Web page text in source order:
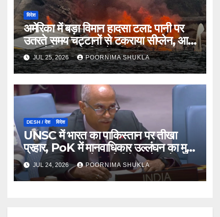
विदेश
अमेरिका में बड़ा विमान हादसा टला: पानी पर
उतरते समय चट्टानों से टकराया सीप्लेन, आग
लगी लेकिन 11 यात्रियों की बची जान…
JUL 25, 2026 POORNIMA SHUKLA
DESH / देश विदेश
UNSC में भारत का पाकिस्तान पर तीखा
प्रहार, PoK में मानवाधिकार उल्लंघन का मुद्दा
उठाया; कहा- ‘पहले अपने गिरेबान में झांके
इस्लामाबाद’…
JUL 24, 2026 POORNIMA SHUKLA